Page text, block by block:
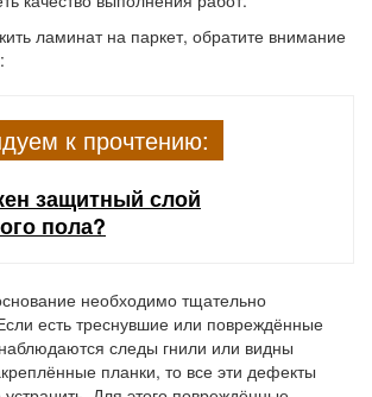
ламинат на паркет, обратите внимание
к прочтению:
защитный слой
пола?
необходимо тщательно
есть треснувшие или повреждённые
следы гнили или видны
планки, то все эти дефекты